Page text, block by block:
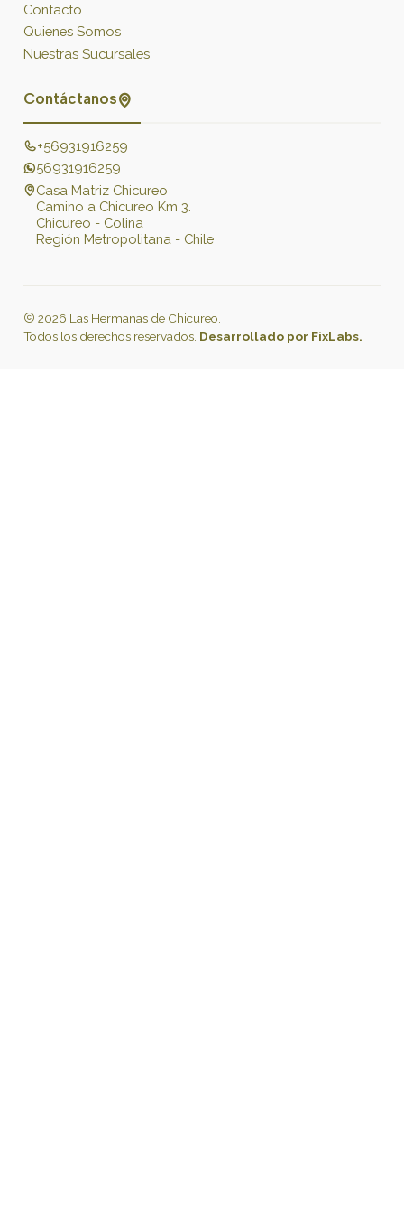
Contacto
Quienes Somos
Nuestras Sucursales
Contáctanos
+56931916259
56931916259
Casa Matriz Chicureo
Camino a Chicureo Km 3.
Chicureo - Colina
Región Metropolitana - Chile
2026 Las Hermanas de Chicureo.
Todos los derechos reservados. Desarrollado por FixLabs.